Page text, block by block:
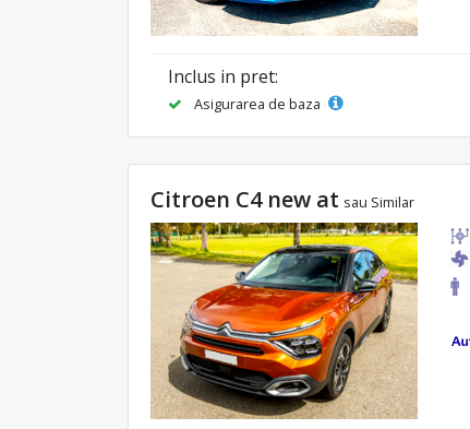
Inclus in pret:
Asigurarea de baza
Citroen C4 new at sau Similar